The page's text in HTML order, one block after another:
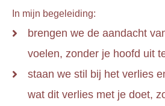
In mijn begeleiding:
brengen we de aandacht
voelen, zonder je hoofd uit
staan we stil bij het verlies
wat dit verlies met je doet,